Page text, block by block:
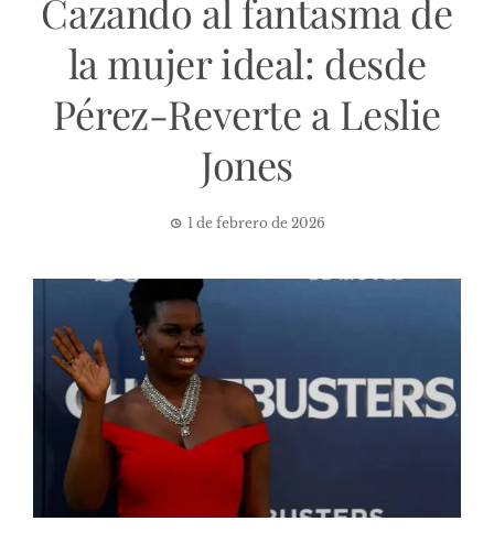
Cazando al fantasma de
la mujer ideal: desde
Pérez-Reverte a Leslie
Jones
1 de febrero de 2026